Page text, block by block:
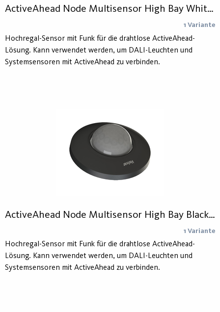
ActiveAhead Node Multisensor High Bay White 5641
1 Variante
Hochregal-Sensor mit Funk für die drahtlose ActiveAhead-
Lösung. Kann verwendet werden, um DALI-Leuchten und
Systemsensoren mit ActiveAhead zu verbinden.
ActiveAhead Node Multisensor High Bay Black 5641B
1 Variante
Hochregal-Sensor mit Funk für die drahtlose ActiveAhead-
Lösung. Kann verwendet werden, um DALI-Leuchten und
Systemsensoren mit ActiveAhead zu verbinden.